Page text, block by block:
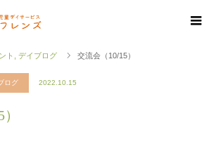
ト デイブログ 交流会（10/15）
ログ 2022.10.15